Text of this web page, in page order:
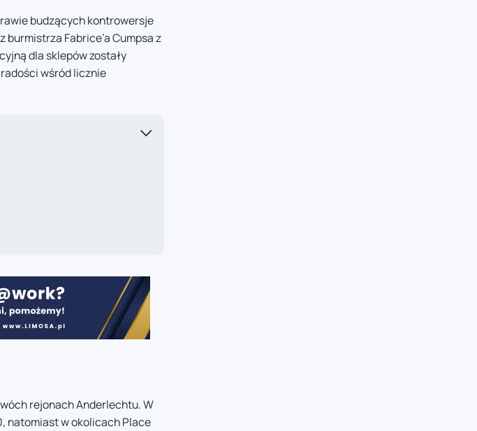
budzących kontrowersje
Fabrice’a Cumpsa z
dla sklepów zostały
wśród licznie
rejonach Anderlechtu. W
natomiast w okolicach Place